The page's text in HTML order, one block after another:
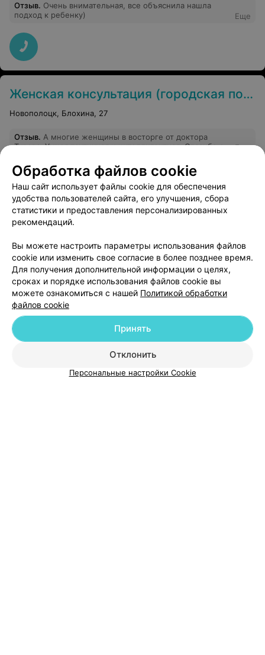
Отзыв. Очень внимательная, все объяснила нашла
подход к ребенку)
Еще
Женская консультация (городская поликлиника № 1 г. Новополоцка)
Новополоцк, Блохина, 27
Отзыв. А многие женщины в восторге от доктора
Турова. Умная тактичная и интеллигентная. Спасибо ей
Еще
Отзывы1
Женская консультация (городская поликлиника № 4 г. Новополоцка)
Новополоцк, Молодежная, 162
Добавить компанию
Добавить специалиста
Обработка файлов cookie
Наш сайт использует файлы cookie для обеспечения
удобства пользователей сайта, его улучшения, сбора
статистики и предоставления персонализированных
рекомендаций.
Вы можете настроить параметры использования файлов
cookie или изменить свое согласие в более позднее время.
Для получения дополнительной информации о целях,
сроках и порядке использования файлов cookie вы
можете ознакомиться с нашей Политикой обработки
файлов cookie
Отклонить
Принять
Персональные настройки Cookie